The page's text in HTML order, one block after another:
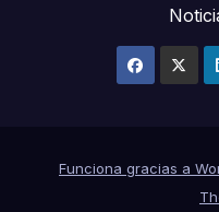
Funciona gracias a